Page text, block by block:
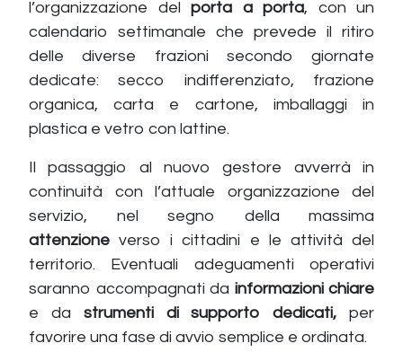
l’organizzazione del porta a porta, con un
calendario settimanale che prevede il ritiro
delle diverse frazioni secondo giornate
dedicate: secco indifferenziato, frazione
organica, carta e cartone, imballaggi in
plastica e vetro con lattine.
Il passaggio al nuovo gestore avverrà in
continuità con l’attuale organizzazione del
servizio, nel segno della massima
attenzioneverso i cittadini e le attività del
territorio. Eventuali adeguamenti operativi
saranno accompagnati da informazioni chiare
e da strumenti di supporto dedicati,per
favorire una fase di avvio semplice e ordinata.